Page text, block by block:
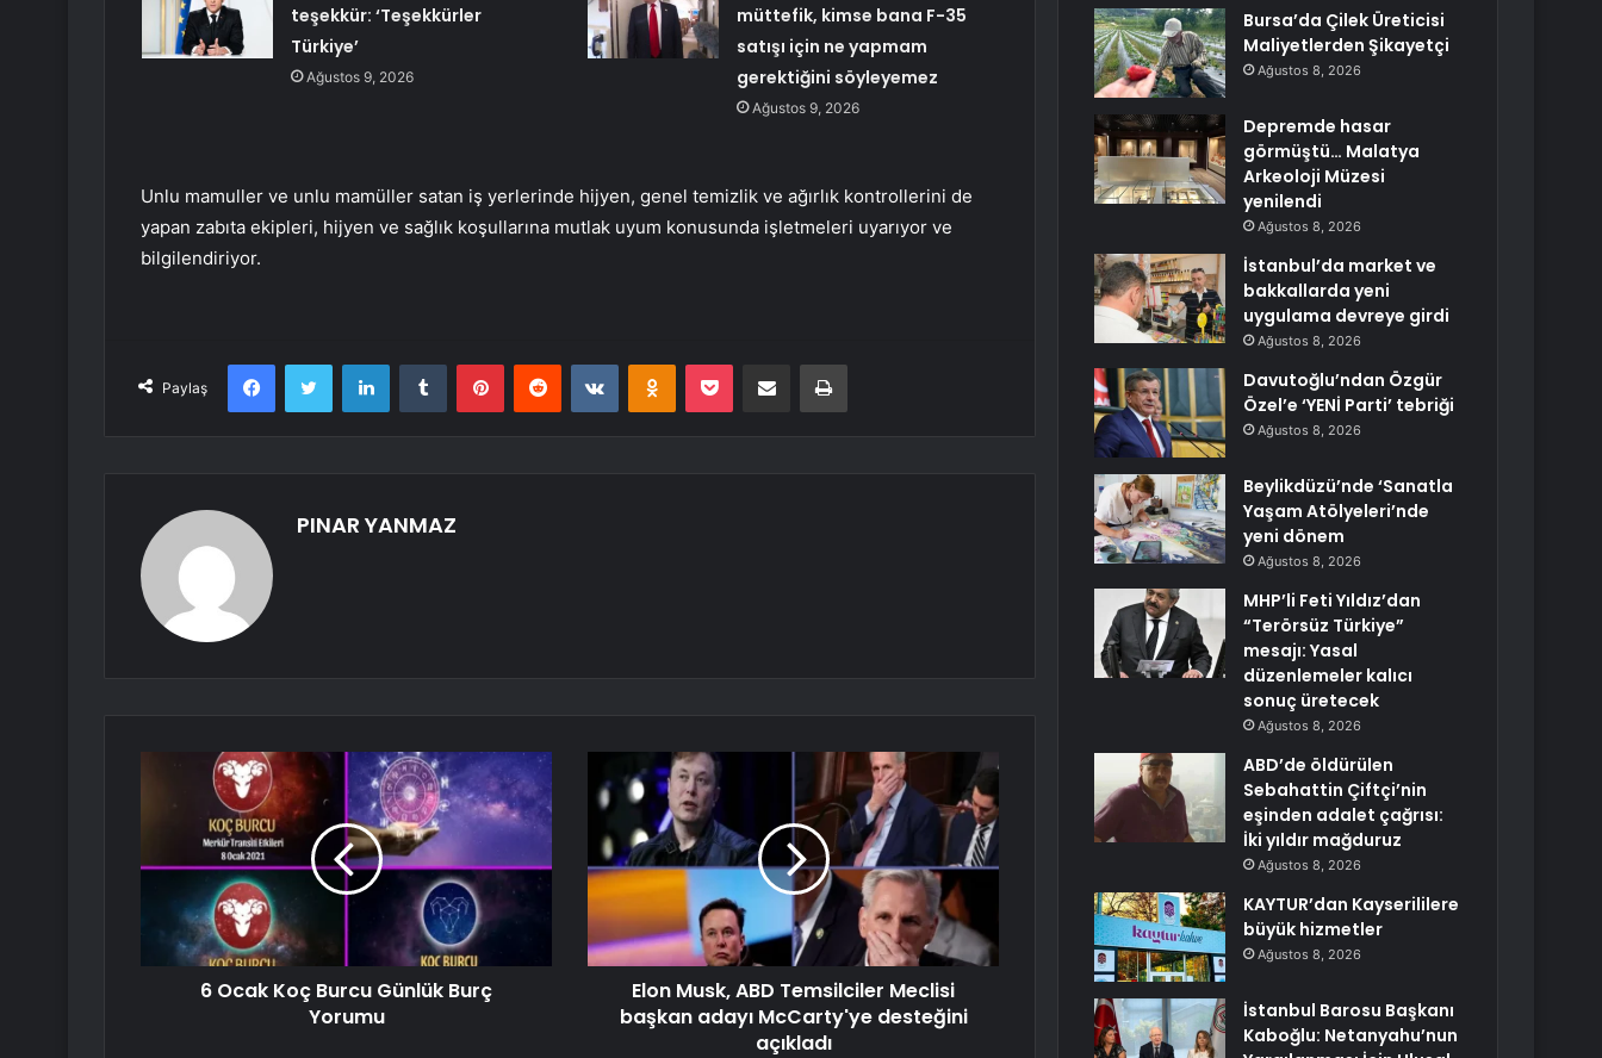
teşekkür: ‘Teşekkürler
Türkiye’
Ağustos 9, 2026
müttefik, kimse bana F-35
satışı için ne yapmam
gerektiğini söyleyemez
Ağustos 9, 2026
Unlu mamuller ve unlu mamüller satan iş yerlerinde hijyen, genel temizlik ve ağırlık kontrollerini de
yapan zabıta ekipleri, hijyen ve sağlık koşullarına mutlak uyum konusunda işletmeleri uyarıyor ve
bilgilendiriyor.
Paylaş
FacebookTwitter LinkedInTumblr PinterestReddit VKontakteOdnoklassniki
Pocket E-Posta ile paylaş Yazdır
PINAR YANMAZ
6 Ocak Koç Burcu Günlük Burç
Yorumu
Elon Musk, ABD Temsilciler Meclisi
başkan adayı McCarty'ye desteğini
açıkladı
Bursa’da Çilek Üreticisi
Maliyetlerden Şikayetçi
Ağustos 8, 2026
Depremde hasar
görmüştü… Malatya
Arkeoloji Müzesi
yenilendi
Ağustos 8, 2026
İstanbul’da market ve
bakkallarda yeni
uygulama devreye girdi
Ağustos 8, 2026
Davutoğlu’ndan Özgür
Özel’e ‘YENİ Parti’ tebriği
Ağustos 8, 2026
Beylikdüzü’nde ‘Sanatla
Yaşam Atölyeleri’nde
yeni dönem
Ağustos 8, 2026
MHP’li Feti Yıldız’dan
“Terörsüz Türkiye”
mesajı: Yasal
düzenlemeler kalıcı
sonuç üretecek
Ağustos 8, 2026
ABD’de öldürülen
Sebahattin Çiftçi’nin
eşinden adalet çağrısı:
İki yıldır mağduruz
Ağustos 8, 2026
KAYTUR’dan Kayserililere
büyük hizmetler
Ağustos 8, 2026
İstanbul Barosu Başkanı
Kaboğlu: Netanyahu’nun